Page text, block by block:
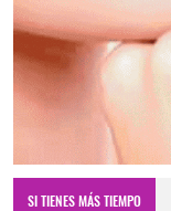
SI TIENES MÁS TIEMPO